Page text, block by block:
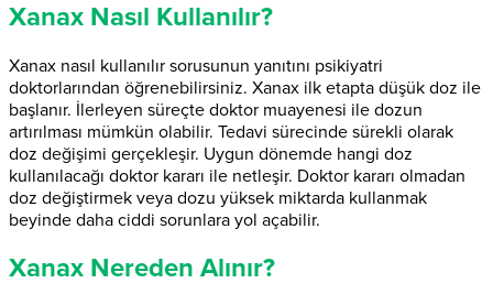
Xanax Nasıl Kullanılır?
Xanax nasıl kullanılır sorusunun yanıtını psikiyatri
doktorlarından öğrenebilirsiniz. Xanax ilk etapta düşük doz ile
başlanır. İlerleyen süreçte doktor muayenesi ile dozun
artırılması mümkün olabilir. Tedavi sürecinde sürekli olarak
doz değişimi gerçekleşir. Uygun dönemde hangi doz
kullanılacağı doktor kararı ile netleşir. Doktor kararı olmadan
doz değiştirmek veya dozu yüksek miktarda kullanmak
beyinde daha ciddi sorunlara yol açabilir.
Xanax Nereden Alınır?